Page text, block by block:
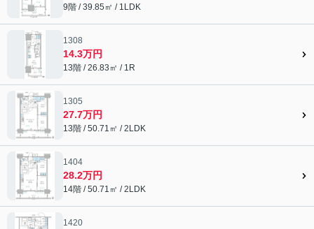
9階 / 39.85㎡ / 1LDK
1308
14.3万円
13階 / 26.83㎡ / 1R
1305
27.7万円
13階 / 50.71㎡ / 2LDK
1404
28.2万円
14階 / 50.71㎡ / 2LDK
1420